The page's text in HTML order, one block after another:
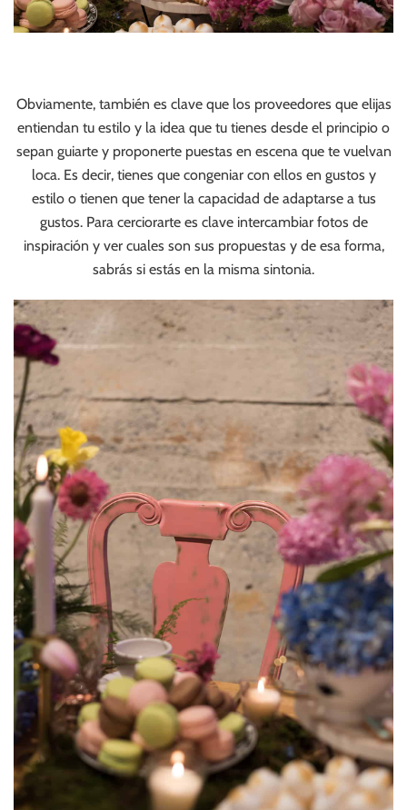
Obviamente, también es clave que los proveedores que elijas
entiendan tu estilo y la idea que tu tienes desde el principio o
sepan guiarte y proponerte puestas en escena que te vuelvan
loca. Es decir, tienes que congeniar con ellos en gustos y
estilo o tienen que tener la capacidad de adaptarse a tus
gustos. Para cerciorarte es clave intercambiar fotos de
inspiración y ver cuales son sus propuestas y de esa forma,
sabrás si estás en la misma sintonia.